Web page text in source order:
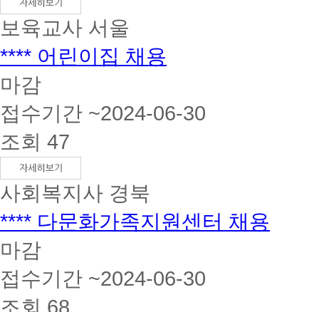
보육교사 서울
**** 어린이집 채용
마감
접수기간 ~2024-06-30
조회 47
사회복지사 경북
**** 다문화가족지원센터 채용
마감
접수기간 ~2024-06-30
조회 68